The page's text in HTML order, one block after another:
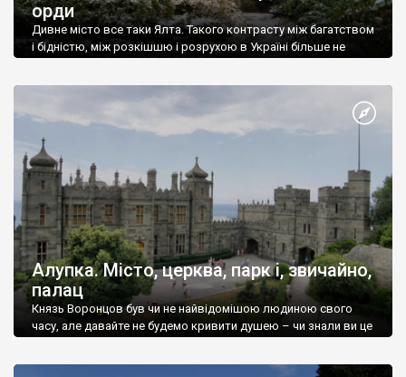
орди
Дивне місто все таки Ялта. Такого контрасту між багатством
і бідністю, між розкішшю і розрухою в Україні більше не
Алупка. Місто, церква, парк і, звичайно,
палац
Князь Воронцов був чи не найвідомішою людиною свого
часу, але давайте не будемо кривити душею – чи знали ви це